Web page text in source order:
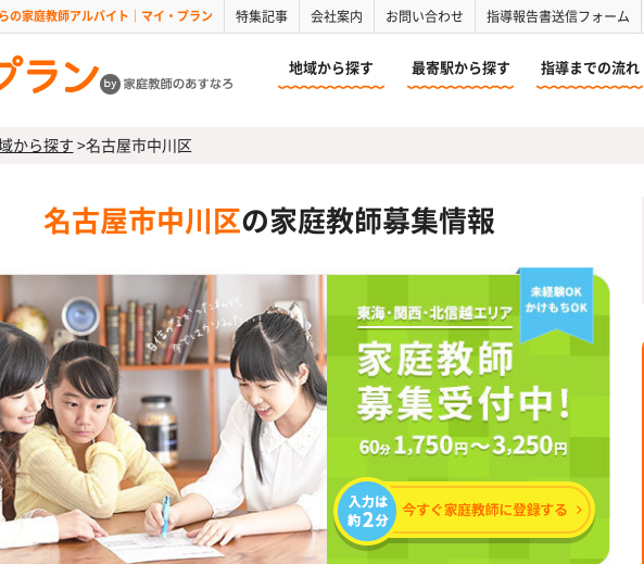
の家庭教師アルバイト｜マイ・プラン 特集記事 会社案内 お問い合わせ 指導報告書送信フォーム
地域から探す 最寄駅から探す 指導までの流れ
から探す >名古屋市中川区
名古屋市中川区の家庭教師募集情報